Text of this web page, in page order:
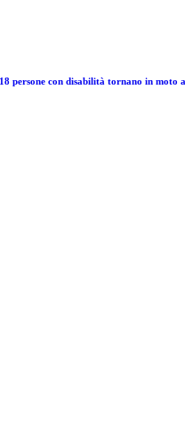
persone con disabilità tornano in moto